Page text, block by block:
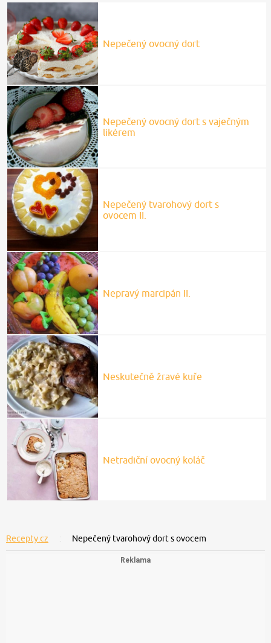
Nepečený ovocný dort
Nepečený ovocný dort s vaječným
likérem
Nepečený tvarohový dort s
ovocem II.
Nepravý marcipán II.
Neskutečně žravé kuře
Netradiční ovocný koláč
Recepty.cz Nepečený tvarohový dort s ovocem